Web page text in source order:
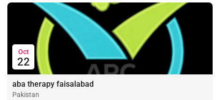
Oct
22
aba therapy faisalabad
Pakistan